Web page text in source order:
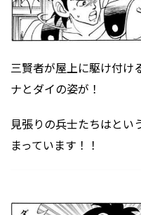
三賢者が屋上に駆け付け
ナとダイの姿が！
見張りの兵士たちはとい
まっています！！